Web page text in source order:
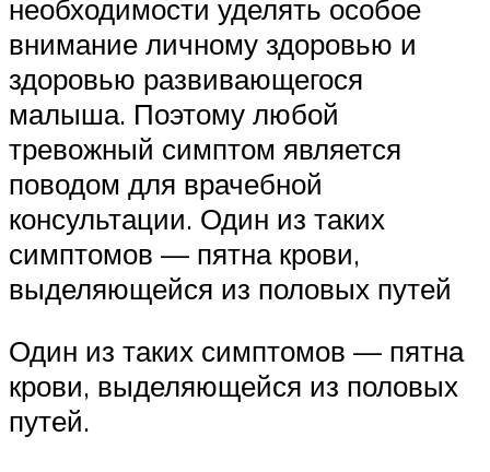
необходимости уделять особое
внимание личному здоровью и
здоровью развивающегося
малыша. Поэтому любой
тревожный симптом является
поводом для врачебной
консультации. Один из таких
симптомов — пятна крови,
выделяющейся из половых путей
Один из таких симптомов — пятна
крови, выделяющейся из половых
путей.